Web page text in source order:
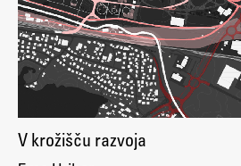
V krožišču razvoja